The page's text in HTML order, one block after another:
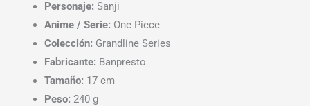
Personaje: Sanji
Anime / Serie: One Piece
Colección: Grandline Series
Fabricante: Banpresto
Tamaño: 17 cm
Peso: 240 g